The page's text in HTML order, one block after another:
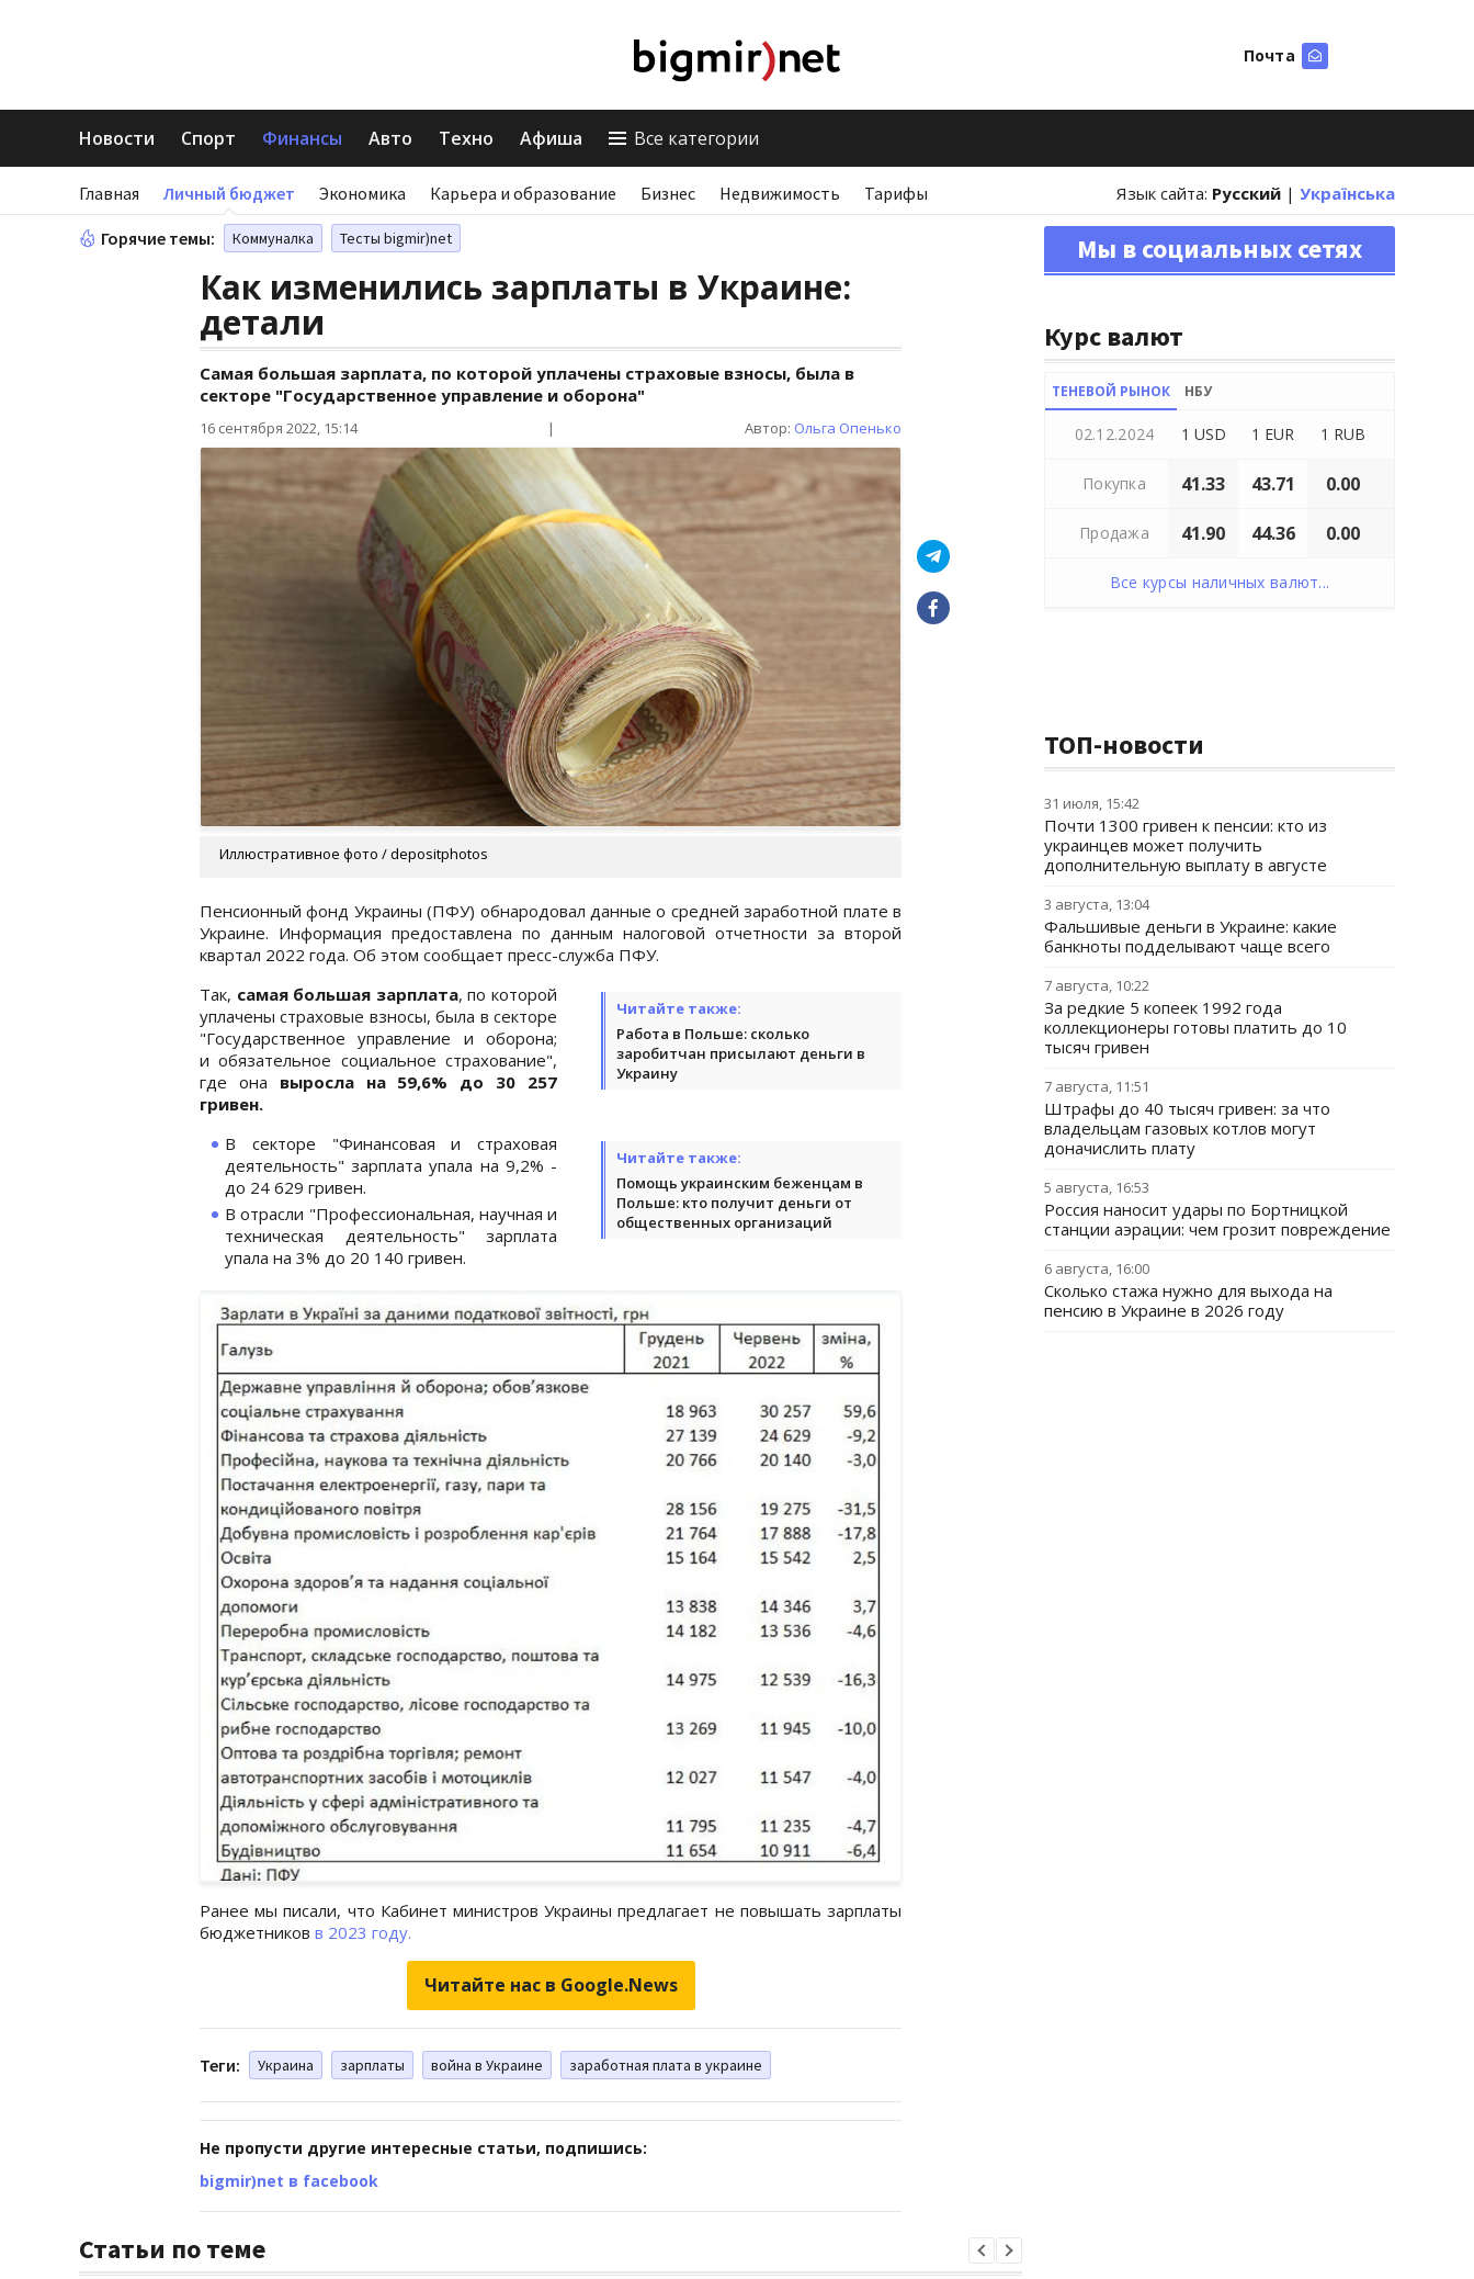
Почта
Новости Спорт Финансы Авто Техно Афиша Все категории
Главная Личный бюджет Экономика Карьера и образование Бизнес Недвижимость Тарифы Язык сайта: Русский | Українська
Горячие темы: Коммуналка Тесты bigmir)net
Как изменились зарплаты в Украине:
детали
Самая большая зарплата, по которой уплачены страховые взносы, была в
секторе "Государственное управление и оборона"
16 сентября 2022, 15:14 | Автор: Ольга Опенько
Иллюстративное фото / depositphotos
Пенсионный фонд Украины (ПФУ) обнародовал данные о средней заработной плате в
Украине. Информация предоставлена по данным налоговой отчетности за второй
квартал 2022 года. Об этом сообщает пресс-служба ПФУ.
Читайте также:
Работа в Польше: сколько
заробитчан присылают деньги в
Украину
Так, самая большая зарплата, по которой
уплачены страховые взносы, была в секторе
"Государственное управление и оборона;
и обязательное социальное страхование",
где она выросла на 59,6% до 30 257
гривен.
Читайте также:
Помощь украинским беженцам в
Польше: кто получит деньги от
общественных организаций
В секторе "Финансовая и страховая
деятельность" зарплата упала на 9,2% -
до 24 629 гривен.
В отрасли "Профессиональная, научная и
техническая деятельность" зарплата
упала на 3% до 20 140 гривен.
Ранее мы писали, что Кабинет министров Украины предлагает не повышать зарплаты
бюджетников в 2023 году.
Читайте нас в Google.News
Теги: Украина зарплаты война в Украине заработная плата в украине
Не пропусти другие интересные статьи, подпишись:
bigmir)net в facebook
Статьи по теме
Мы в социальных сетях
Курс валют
ТЕНЕВОЙ РЫНОК НБУ
02.12.2024 1 USD 1 EUR 1 RUB
Покупка 41.33 43.71 0.00
Продажа 41.90 44.36 0.00
Все курсы наличных валют...
ТОП-новости
31 июля, 15:42
Почти 1300 гривен к пенсии: кто из
украинцев может получить
дополнительную выплату в августе
3 августа, 13:04
Фальшивые деньги в Украине: какие
банкноты подделывают чаще всего
7 августа, 10:22
За редкие 5 копеек 1992 года
коллекционеры готовы платить до 10
тысяч гривен
7 августа, 11:51
Штрафы до 40 тысяч гривен: за что
владельцам газовых котлов могут
доначислить плату
5 августа, 16:53
Россия наносит удары по Бортницкой
станции аэрации: чем грозит повреждение
6 августа, 16:00
Сколько стажа нужно для выхода на
пенсию в Украине в 2026 году